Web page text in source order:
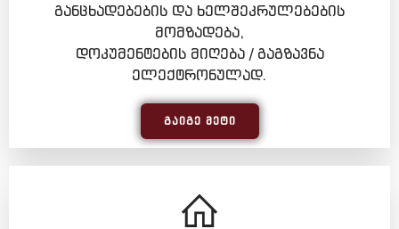
განცხადებების და ხელშეკრულებების
მომზადება,
დოკუმენტების მიღება / გაგზავნა
ელექტრონულად.
ᲒᲐᲘᲒᲔ ᲛᲔᲢᲘ